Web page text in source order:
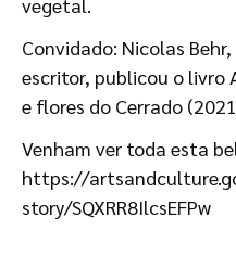
Convidado: Nicolas
escritor, publicou o livro
e flores do Cerrado
Venham ver toda esta
https://
story/SQXRR8IlcsEFPw